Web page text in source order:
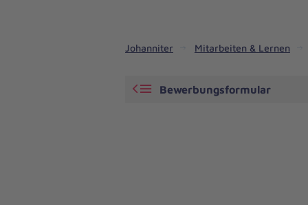
Johanniter Mitarbeiten & Lernen
Bewerbungsformular